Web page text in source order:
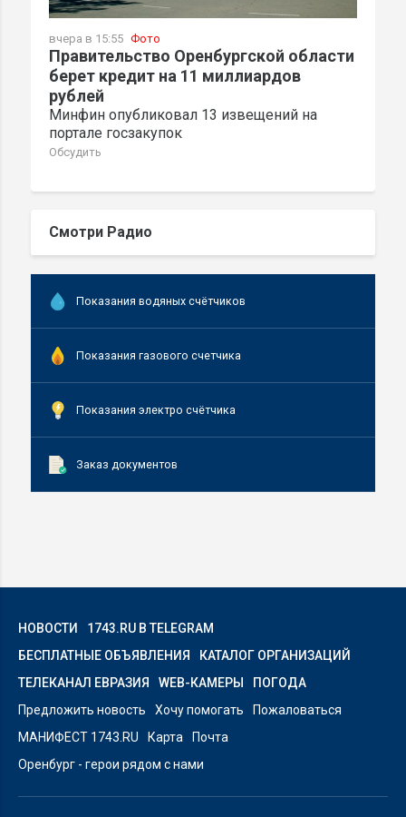
вчера в 15:55 Фото
Правительство Оренбургской области
берет кредит на 11 миллиардов
рублей
Минфин опубликовал 13 извещений на
портале госзакупок
Обсудить
Смотри Радио
Показания водяных счётчиков
Показания газового счетчика
Показания электро счётчика
Заказ документов
НОВОСТИ
1743.RU В TELEGRAM
БЕСПЛАТНЫЕ ОБЪЯВЛЕНИЯ
КАТАЛОГ ОРГАНИЗАЦИЙ
ТЕЛЕКАНАЛ ЕВРАЗИЯ
WEB-КАМЕРЫ
ПОГОДА
Предложить новость
Хочу помогать
Пожаловаться
МАНИФЕСТ 1743.RU
Карта
Почта
Оренбург - герои рядом с нами